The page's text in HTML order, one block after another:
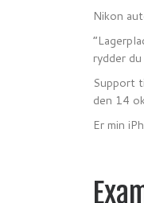
Nikon
rydder
Support
den 14
Er min